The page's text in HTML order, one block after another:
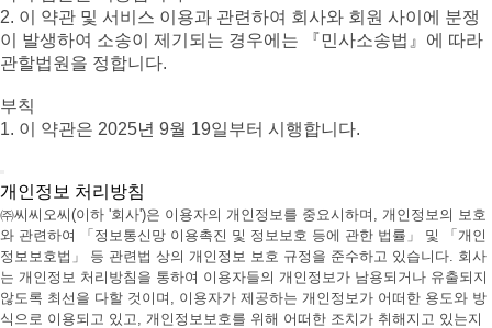
2. 이 약관 및 서비스 이용과 관련하여 회사와 회원 사이에 분쟁
이 발생하여 소송이 제기되는 경우에는 『민사소송법』에 따라
관할법원을 정합니다.
부칙
1. 이 약관은 2025년 9월 19일부터 시행합니다.
개인정보 처리방침
㈜씨씨오씨(이하 '회사')은 이용자의 개인정보를 중요시하며, 개인정보의 보호
와 관련하여 「정보통신망 이용촉진 및 정보보호 등에 관한 법률」 및 「개인
정보보호법」 등 관련법 상의 개인정보 보호 규정을 준수하고 있습니다. 회사
는 개인정보 처리방침을 통하여 이용자들의 개인정보가 남용되거나 유출되지
않도록 최선을 다할 것이며, 이용자가 제공하는 개인정보가 어떠한 용도와 방
식으로 이용되고 있고, 개인정보보호를 위해 어떠한 조치가 취해지고 있는지